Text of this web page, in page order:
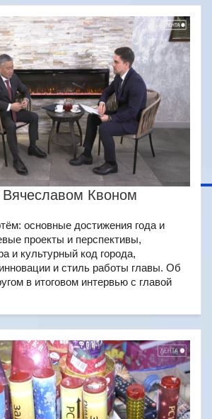
Вячеславом Квоном
основные достижения года и
проекты и перспективы,
и культурный код города,
и стиль работы главы. Об
в итоговом интервью с главой